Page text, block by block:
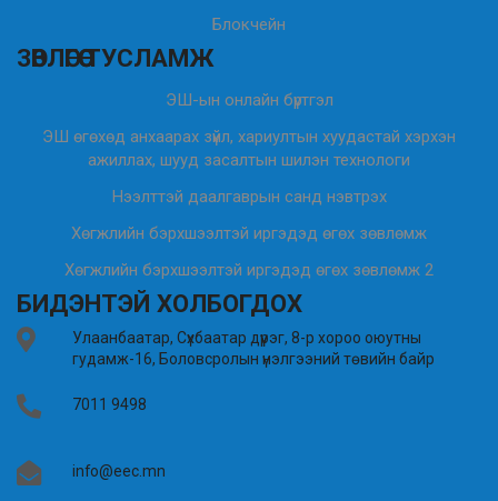
Блокчейн
ЗӨВЛӨГӨӨ ТУСЛАМЖ
ЭШ-ын онлайн бүртгэл
ЭШ өгөхөд анхаарах зүйл, хариултын хуудастай хэрхэн
ажиллах, шууд засалтын шилэн технологи
Нээлттэй даалгаврын санд нэвтрэх
Хөгжлийн бэрхшээлтэй иргэдэд өгөх зөвлөмж
Хөгжлийн бэрхшээлтэй иргэдэд өгөх зөвлөмж 2
БИДЭНТЭЙ ХОЛБОГДОХ
Улаанбаатар, Сүхбаатар дүүрэг, 8-р хороо оюутны
гудамж-16, Боловсролын үнэлгээний төвийн байр
7011 9498
info@eec.mn